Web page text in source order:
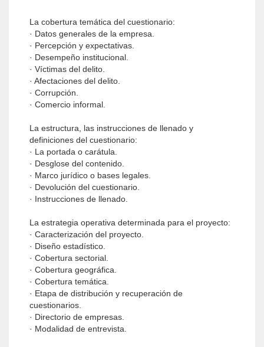
La cobertura temática del cuestionario:
· Datos generales de la empresa.
· Percepción y expectativas.
· Desempeño institucional.
· Víctimas del delito.
· Afectaciones del delito.
· Corrupción.
· Comercio informal.
La estructura, las instrucciones de llenado y
definiciones del cuestionario:
· La portada o carátula.
· Desglose del contenido.
· Marco jurídico o bases legales.
· Devolución del cuestionario.
· Instrucciones de llenado.
La estrategia operativa determinada para el proyecto:
· Caracterización del proyecto.
· Diseño estadístico.
· Cobertura sectorial.
· Cobertura geográfica.
· Cobertura temática.
· Etapa de distribución y recuperación de
cuestionarios.
· Directorio de empresas.
· Modalidad de entrevista.